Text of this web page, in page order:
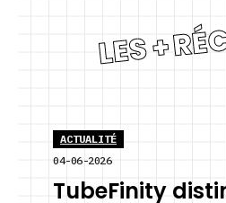
LES +
ACTUALITÉ
04-06-2026
TubeFinity